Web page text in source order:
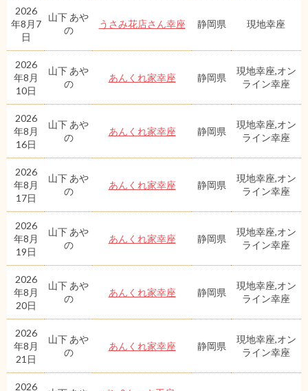
2026
年8月7
日
山下 あや
の
うさみ花店さん幸座 静岡県 現地幸座
2026
年8月
10日
山下 あや
の
あんくれ家幸座 静岡県
現地幸座,オン
ライン幸座
2026
年8月
16日
山下 あや
の
あんくれ家幸座 静岡県
現地幸座,オン
ライン幸座
2026
年8月
17日
山下 あや
の
あんくれ家幸座 静岡県
現地幸座,オン
ライン幸座
2026
年8月
19日
山下 あや
の
あんくれ家幸座 静岡県
現地幸座,オン
ライン幸座
2026
年8月
20日
山下 あや
の
あんくれ家幸座 静岡県
現地幸座,オン
ライン幸座
2026
年8月
21日
山下 あや
の
あんくれ家幸座 静岡県
現地幸座,オン
ライン幸座
2026